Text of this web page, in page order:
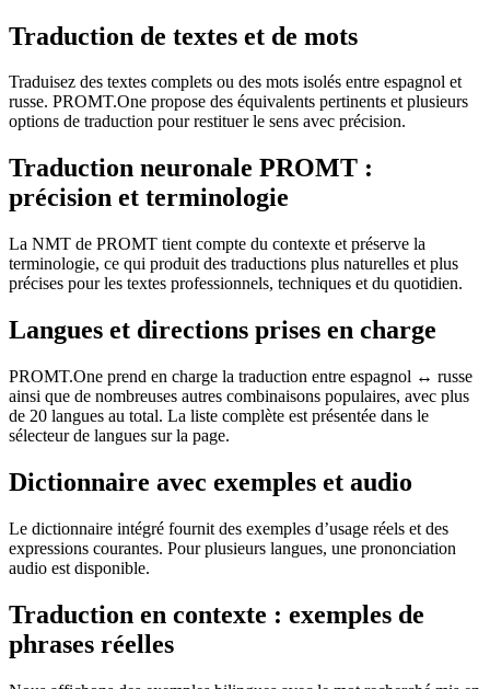
Traduction de textes et de mots
Traduisez des textes complets ou des mots isolés entre espagnol et
russe. PROMT.One propose des équivalents pertinents et plusieurs
options de traduction pour restituer le sens avec précision.
Traduction neuronale PROMT :
précision et terminologie
La NMT de PROMT tient compte du contexte et préserve la
terminologie, ce qui produit des traductions plus naturelles et plus
précises pour les textes professionnels, techniques et du quotidien.
Langues et directions prises en charge
PROMT.One prend en charge la traduction entre espagnol ↔ russe
ainsi que de nombreuses autres combinaisons populaires, avec plus
de 20 langues au total. La liste complète est présentée dans le
sélecteur de langues sur la page.
Dictionnaire avec exemples et audio
Le dictionnaire intégré fournit des exemples d’usage réels et des
expressions courantes. Pour plusieurs langues, une prononciation
audio est disponible.
Traduction en contexte : exemples de
phrases réelles